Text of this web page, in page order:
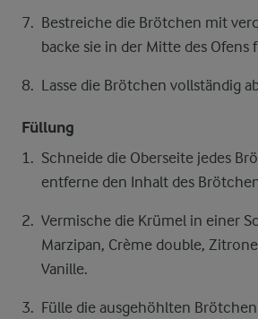
Bestreiche die Brötchen mit
backe sie in der Mitte des
Lasse die Brötchen vollständig
Füllung
Schneide die Oberseite jedes
entferne den Inhalt des
Vermische die Krümel in einer
Marzipan, Crème double,
Vanille.
Fülle die ausgehöhlten